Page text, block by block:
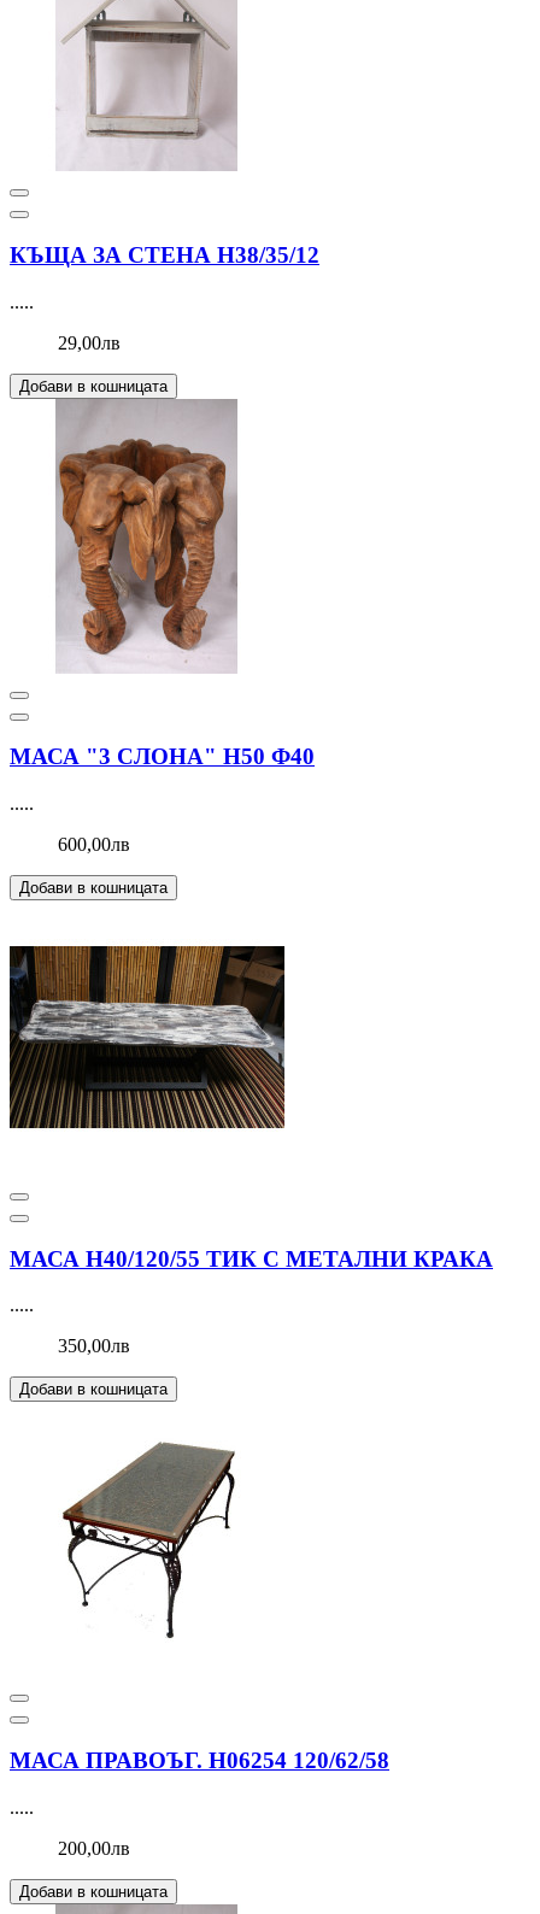
КЪЩА ЗА СТЕНА Н38/35/12
.....
29,00лв
Добави в кошницата
МАСА "3 СЛОНА" Н50 Ф40
.....
600,00лв
Добави в кошницата
МАСА Н40/120/55 ТИК С МЕТАЛНИ КРАКА
.....
350,00лв
Добави в кошницата
МАСА ПРАВОЪГ. Н06254 120/62/58
.....
200,00лв
Добави в кошницата